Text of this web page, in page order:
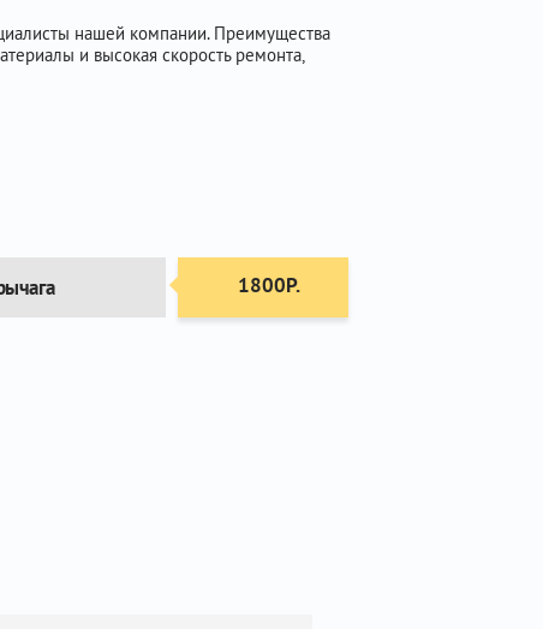
нашей компании. Преимущества
и высокая скорость ремонта,
1800Р.